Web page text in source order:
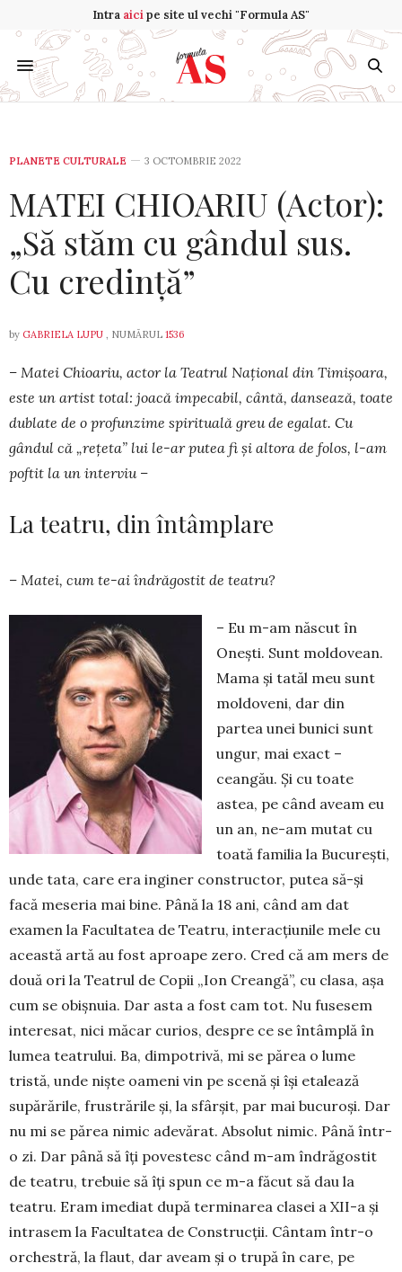
Intra aicipe site ul vechi "Formula AS"
PLANETE CULTURALE 3 OCTOMBRIE 2022
MATEI CHIOARIU (Actor):
„Să stăm cu gândul sus.
Cu credință”
by GABRIELA LUPU , NUMĂRUL 1536
– Matei Chioariu, actor la Teatrul Național din Timișoara,
este un ar­tist total: joacă impecabil, cântă, dansează, toate
dublate de o profun­zime spirituală greu de egalat. Cu
gândul că „rețeta” lui le-ar putea fi și altora de folos, l-am
poftit la un interviu –
La teatru, din întâmplare
– Matei, cum te-ai îndrăgostit de teatru?
– Eu m-am născut în
Onești. Sunt moldovean.
Mama și tatăl meu sunt
moldoveni, dar din
partea unei bunici sunt
ungur, mai exact –
ceangău. Și cu toate
astea, pe când aveam eu
un an, ne-am mutat cu
toată familia la București,
unde tata, care era in­giner constructor, putea să-și
facă meseria mai bine. Până la 18 ani, când am dat
examen la Facul­tatea de Teatru, interacțiunile mele cu
această artă au fost aproape zero. Cred că am mers de
două ori la Tea­trul de Copii „Ion Creangă”, cu clasa, așa
cum se obișnuia. Dar asta a fost cam tot. Nu fu­sesem
inte­resat, nici măcar curios, despre ce se în­tâmplă în
lumea teatrului. Ba, dimpotrivă, mi se părea o lume
tristă, unde niște oameni vin pe scenă și își etalează
supărările, frustrările și, la sfârșit, par mai bucuroși. Dar
nu mi se părea nimic ade­vărat. Absolut nimic. Până într-
o zi. Dar până să îți po­vestesc când m-am îndrăgostit
de teatru, tre­buie să îți spun ce m-a făcut să dau la
teatru. Eram imediat după terminarea cla­sei a XII-a și
intrasem la Facultatea de Construcții. Cântam într-o
orches­tră, la flaut, dar aveam și o trupă în care, pe